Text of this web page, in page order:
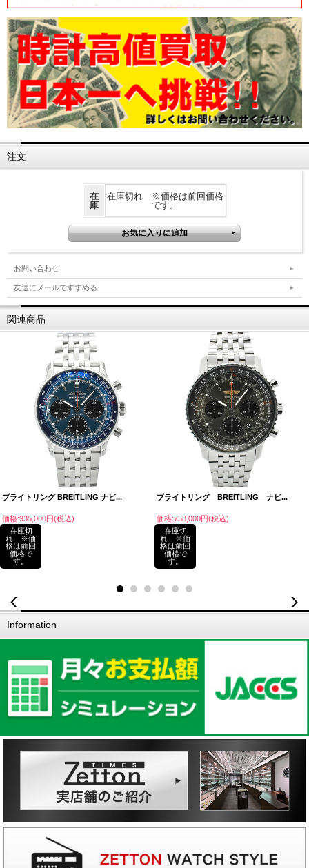
注文
在
庫
在庫切れ ※価格は前回価格
です。
お問い合わせ
友達にメールですすめる
関連商品
ブライトリング BREITLING ナビ...
価格:935,000円(税込)
在庫切
れ ※価
格は前回
価格で
す。
ブライトリング BREITLING ナビ...
価格:758,000円(税込)
在庫切
れ ※価
格は前回
価格で
す。
Information